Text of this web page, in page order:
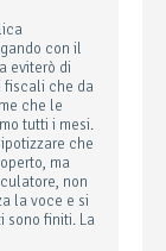
con il
eviterò di
fiscali che da
che le
tutti i mesi.
che
ma
non
la voce e si
sono finiti. La